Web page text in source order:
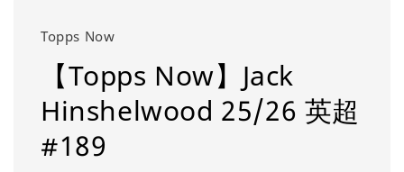
Topps Now
【Topps Now】Jack
Hinshelwood 25/26 英超
#189